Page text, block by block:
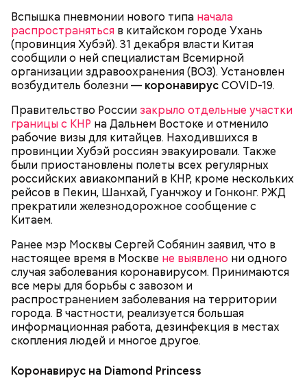
Вспышка пневмонии нового типа начала
распространяться в китайском городе Ухань
(провинция Хубэй). 31 декабря власти Китая
сообщили о ней специалистам Всемирной
организации здравоохранения (ВОЗ). Установлен
возбудитель болезни — коронавирусCOVID-19.
Правительство Россиизакрыло отдельные участки
границы с КНР на Дальнем Востоке и отменило
рабочие визы для китайцев. Находившихся в
провинции Хубэй россиян эвакуировали. Также
были приостановлены полеты всех регулярных
российских авиакомпаний в КНР, кроме нескольких
рейсов в Пекин, Шанхай, Гуанчжоу и Гонконг. РЖД
прекратили железнодорожное сообщение с
Китаем.
Ранее мэр Москвы Сергей Собянин заявил, что в
настоящее время в Москве не выявлено ни одного
случая заболевания коронавирусом. Принимаются
все меры для борьбы с завозом и
распространением заболевания на территории
города. В частности, реализуется большая
информационная работа, дезинфекция в местах
скопления людей и многое другое.
Коронавирус на Diamond Princess
За свою земную жизнь он совершил множество
Святитель Николай дожил до глубокой старости и
скончался в середине IV века. По церковному
преданию, мощи святого сохранились нетленными
и источали чудесное миро, от которого исцелилось
множество людей. В 1087 году мощи Николая
Угодника были перенесены в итальянский город
Бар (Бари), где находятся и поныне.
Очищенный сырой салатный сельдерей
Кабачки в овощном соусе